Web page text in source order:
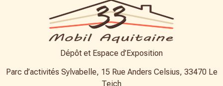
Dépôt et Espace d’Exposition
Parc d’activités Sylvabelle, 15 Rue Anders Celsius, 33470 Le
Teich